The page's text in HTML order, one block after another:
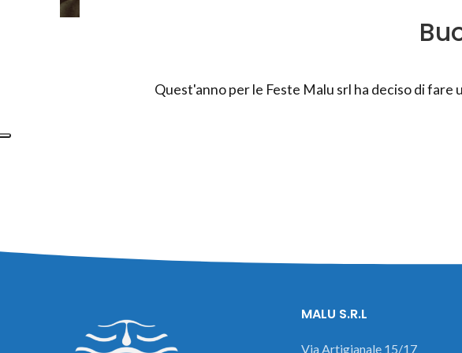
Quest'anno per le Feste Malu srl ha deciso di fare
MALU S.R.L
Via Artigianale 15/17